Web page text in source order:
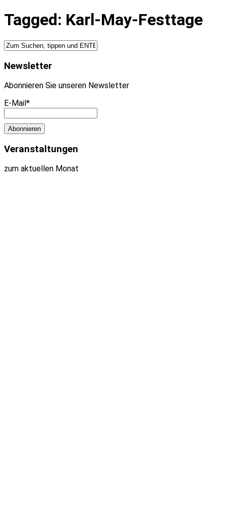
Tagged: Karl-May-Festtage
Newsletter
Abonnieren Sie unseren Newsletter
E-Mail*
Veranstaltungen
zum aktuellen Monat